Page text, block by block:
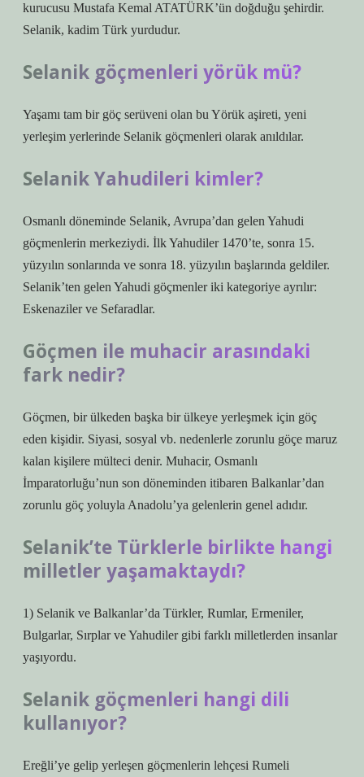
kurucusu Mustafa Kemal ATATÜRK’ün doğduğu şehirdir.
Selanik, kadim Türk yurdudur.
Selanik göçmenleri yörük mü?
Yaşamı tam bir göç serüveni olan bu Yörük aşireti, yeni
yerleşim yerlerinde Selanik göçmenleri olarak anıldılar.
Selanik Yahudileri kimler?
Osmanlı döneminde Selanik, Avrupa’dan gelen Yahudi
göçmenlerin merkeziydi. İlk Yahudiler 1470’te, sonra 15.
yüzyılın sonlarında ve sonra 18. yüzyılın başlarında geldiler.
Selanik’ten gelen Yahudi göçmenler iki kategoriye ayrılır:
Eskenaziler ve Sefaradlar.
Göçmen ile muhacir arasındaki
fark nedir?
Göçmen, bir ülkeden başka bir ülkeye yerleşmek için göç
eden kişidir. Siyasi, sosyal vb. nedenlerle zorunlu göçe maruz
kalan kişilere mülteci denir. Muhacir, Osmanlı
İmparatorluğu’nun son döneminden itibaren Balkanlar’dan
zorunlu göç yoluyla Anadolu’ya gelenlerin genel adıdır.
Selanik’te Türklerle birlikte hangi
milletler yaşamaktaydı?
1) Selanik ve Balkanlar’da Türkler, Rumlar, Ermeniler,
Bulgarlar, Sırplar ve Yahudiler gibi farklı milletlerden insanlar
yaşıyordu.
Selanik göçmenleri hangi dili
kullanıyor?
Ereğli’ye gelip yerleşen göçmenlerin lehçesi Rumeli